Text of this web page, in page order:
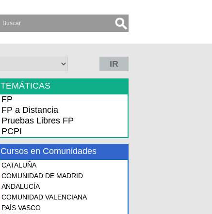
IR
TEMÁTICAS
FP
FP a Distancia
Pruebas Libres FP
PCPI
Cursos en Comunidades
CATALUÑA
COMUNIDAD DE MADRID
ANDALUCÍA
COMUNIDAD VALENCIANA
PAÍS VASCO